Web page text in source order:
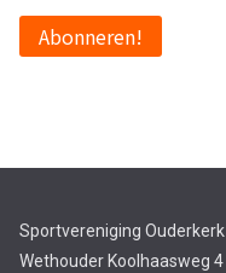
Sportvereniging Ouderkerk
Wethouder Koolhaasweg 4